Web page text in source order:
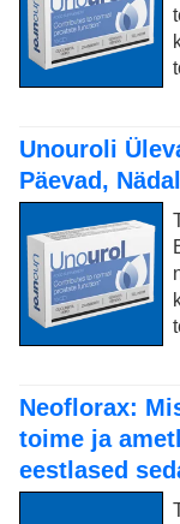
Unouroli
Päevad,
Neoflorax:
toime ja
eestlased